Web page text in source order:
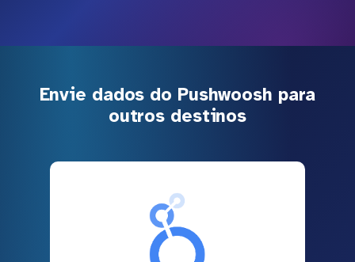
Envie dados do Pushwoosh para
outros destinos